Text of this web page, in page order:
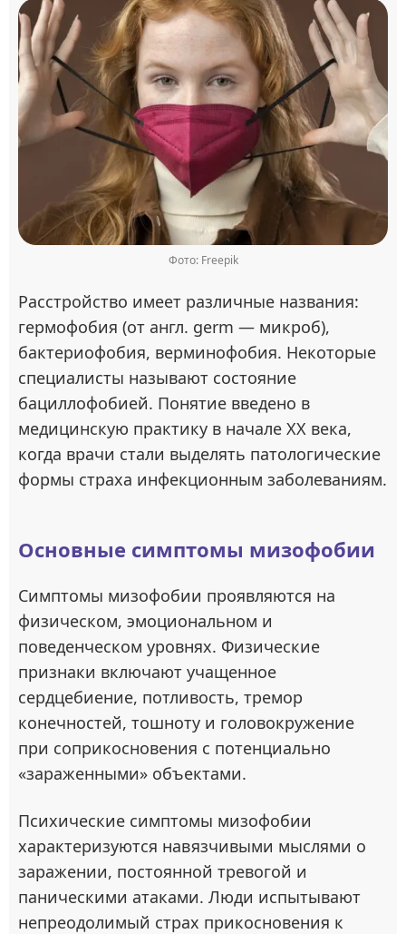
Фото: Freepik
Расстройство имеет различные названия:
гермофобия (от англ. germ — микроб),
бактериофобия, верминофобия. Некоторые
специалисты называют состояние
бациллофобией. Понятие введено в
медицинскую практику в начале XX века,
когда врачи стали выделять патологические
формы страха инфекционным заболеваниям.
Основные симптомы мизофобии
Симптомы мизофобии проявляются на
физическом, эмоциональном и
поведенческом уровнях. Физические
признаки включают учащенное
сердцебиение, потливость, тремор
конечностей, тошноту и головокружение
при соприкосновения с потенциально
«зараженными» объектами.
Психические симптомы мизофобии
характеризуются навязчивыми мыслями о
заражении, постоянной тревогой и
паническими атаками. Люди испытывают
непреодолимый страх прикосновения к